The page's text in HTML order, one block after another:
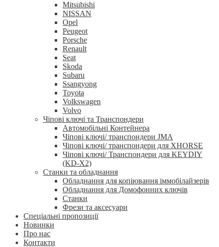
Mitsubishi
NISSAN
Opel
Peugeot
Porsche
Renault
Seat
Skoda
Subaru
Ssangyong
Toyota
Volkswagen
Volvo
Чіпові ключі та Транспондери
Автомобільні Контейнера
Чіпові ключі/ транспондери JMA
Чіпові ключі/ транспондери для XHORSE
Чіпові ключі/ Транспондери для KEYDIY
(KD-X2)
Станки та обладнання
Обладнання для копіювання іммобілайзерів
Обладнання для Домофонних ключів
Станки
Фрези та аксесуари
Спеціальні пропозиції
Новинки
Про нас
Контакти